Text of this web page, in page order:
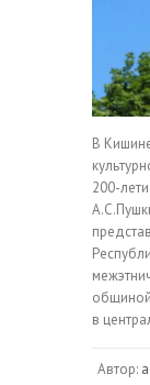
В
200-
в
Автор: